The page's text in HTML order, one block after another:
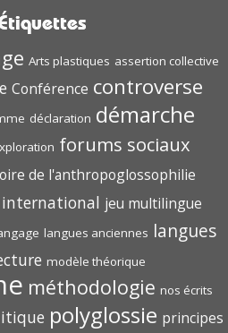
Arts plastiques assertion collective
Conférence controverse
déclaration démarche
forums sociaux
de l'anthropoglossophilie
international jeu multilingue
langues anciennes langues
modèle théorique
méthodologie nos écrits
polyglossie principes